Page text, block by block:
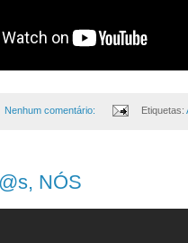
Nenhum comentário: Etiquetas:
NÓS